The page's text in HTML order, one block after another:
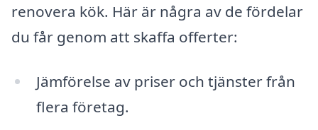
renovera kök. Här är några av de fördelar
du får genom att skaffa offerter:
Jämförelse av priser och tjänster från
flera företag.